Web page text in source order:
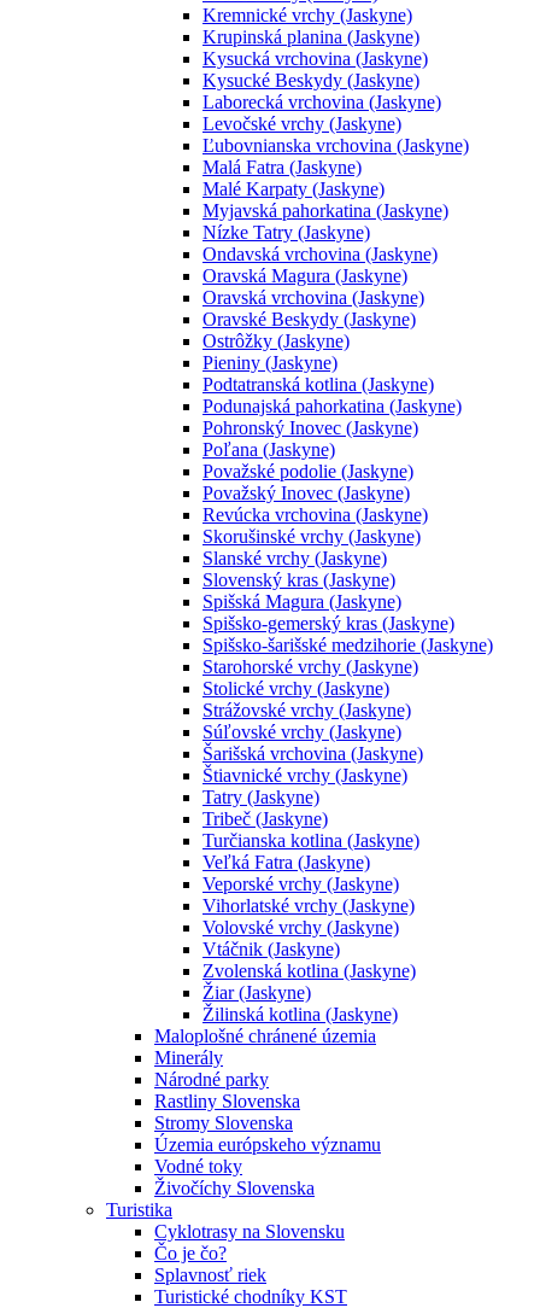
Kremnické vrchy (Jaskyne)
Krupinská planina (Jaskyne)
Kysucká vrchovina (Jaskyne)
Kysucké Beskydy (Jaskyne)
Laborecká vrchovina (Jaskyne)
Levočské vrchy (Jaskyne)
Ľubovnianska vrchovina (Jaskyne)
Malá Fatra (Jaskyne)
Malé Karpaty (Jaskyne)
Myjavská pahorkatina (Jaskyne)
Nízke Tatry (Jaskyne)
Ondavská vrchovina (Jaskyne)
Oravská Magura (Jaskyne)
Oravská vrchovina (Jaskyne)
Oravské Beskydy (Jaskyne)
Ostrôžky (Jaskyne)
Pieniny (Jaskyne)
Podtatranská kotlina (Jaskyne)
Podunajská pahorkatina (Jaskyne)
Pohronský Inovec (Jaskyne)
Poľana (Jaskyne)
Považské podolie (Jaskyne)
Považský Inovec (Jaskyne)
Revúcka vrchovina (Jaskyne)
Skorušinské vrchy (Jaskyne)
Slanské vrchy (Jaskyne)
Slovenský kras (Jaskyne)
Spišská Magura (Jaskyne)
Spišsko-gemerský kras (Jaskyne)
Spišsko-šarišské medzihorie (Jaskyne)
Starohorské vrchy (Jaskyne)
Stolické vrchy (Jaskyne)
Strážovské vrchy (Jaskyne)
Súľovské vrchy (Jaskyne)
Šarišská vrchovina (Jaskyne)
Štiavnické vrchy (Jaskyne)
Tatry (Jaskyne)
Tribeč (Jaskyne)
Turčianska kotlina (Jaskyne)
Veľká Fatra (Jaskyne)
Veporské vrchy (Jaskyne)
Vihorlatské vrchy (Jaskyne)
Volovské vrchy (Jaskyne)
Vtáčnik (Jaskyne)
Zvolenská kotlina (Jaskyne)
Žiar (Jaskyne)
Žilinská kotlina (Jaskyne)
Maloplošné chránené územia
Minerály
Národné parky
Rastliny Slovenska
Stromy Slovenska
Územia európskeho významu
Vodné toky
Živočíchy Slovenska
Turistika
Cyklotrasy na Slovensku
Čo je čo?
Splavnosť riek
Turistické chodníky KST